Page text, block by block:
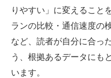
りやすい」に変えること
ランの比較・通信速度の
など、読者が自分に合っ
う、根拠あるデータにも
います。